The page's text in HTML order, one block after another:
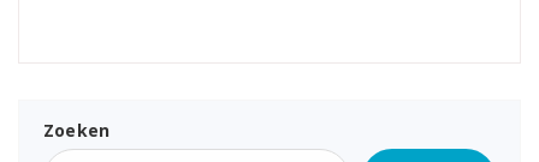
Zoeken